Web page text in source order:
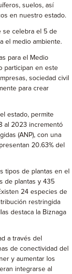
suelos, así
en nuestro estado.
se celebra el 5 de
el medio ambiente.
para el Medio
participan en este
sociedad civil
para crear
estado, permite
al 2023 incrementó
(ANP), con una
20.63% del
tipos de plantas en el
de plantas y 435
24 especies de
restringida
destaca la Biznaga
a través del
de conectividad del
y aumentar los
integrarse al